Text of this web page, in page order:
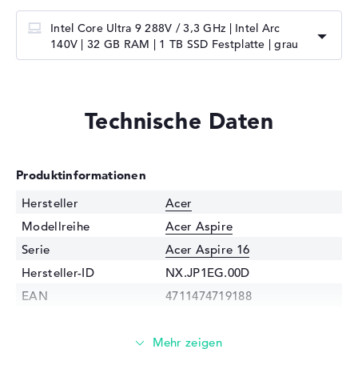
Intel Core Ultra 9 288V / 3,3 GHz | Intel Arc
140V | 32 GB RAM | 1 TB SSD Festplatte | grau
Technische Daten
Produktinformationen
Hersteller
Acer
Modellreihe
Acer Aspire
Serie
Acer Aspire 16
Hersteller-ID
NX.JP1EG.00D
EAN
4711474719188
Intel Core Ultra 9 288V / 3,3